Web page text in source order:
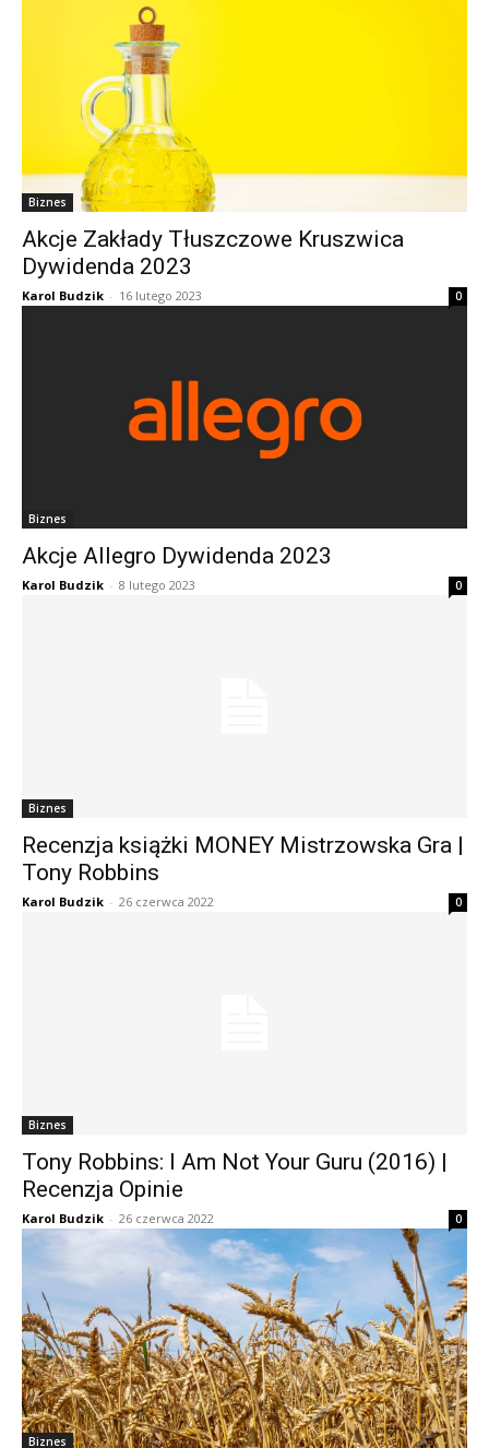
Biznes
Akcje Zakłady Tłuszczowe Kruszwica
Dywidenda 2023
Karol Budzik - 16 lutego 2023 0
Biznes
Akcje Allegro Dywidenda 2023
Karol Budzik - 8 lutego 2023 0
Biznes
Recenzja książki MONEY Mistrzowska Gra |
Tony Robbins
Karol Budzik - 26 czerwca 2022 0
Biznes
Tony Robbins: I Am Not Your Guru (2016) |
Recenzja Opinie
Karol Budzik - 26 czerwca 2022 0
Biznes